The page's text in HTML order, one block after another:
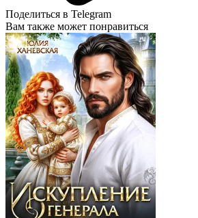
Поделиться в Telegram
Вам также может понравиться